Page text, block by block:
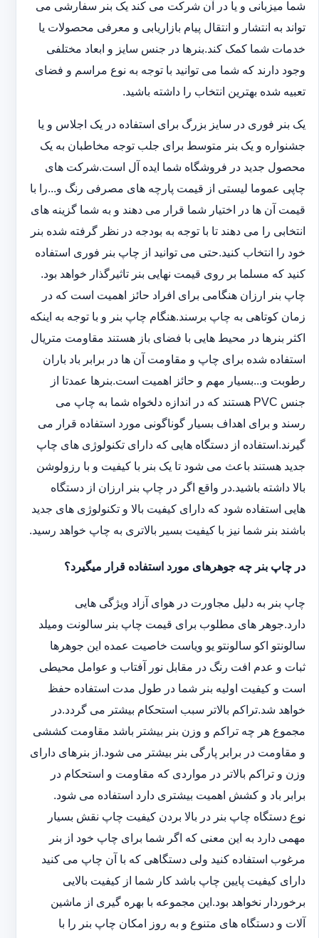
شما میزبانی و یا در آن شرکت می کند یک بنر سفارشی می
تواند به انتشار و انتقال پیام بازاریابی و معرفی محصولات یا
خدمات شما کمک کند.بنرها در جنس سایز و ابعاد مختلفی
وجود دارند که شما می توانید با توجه به نوع مراسم و فضای
تعبیه شده بهترین انتخاب را داشته باشید.
یک بنر فوری در سایز بزرگ برای استفاده در یک اجلاس و یا
جشنواره و یک بنر متوسط برای جلب توجه مخاطبان به یک
محصول جدید در فروشگاه شما ایده آل است.شرکت های
چاپی عموما لیستی از قیمت پارچه های مصرفی رنگ و...را با
قیمت آن ها در اختیار شما قرار می دهند و به شما گزینه های
انتخابی را می دهند تا با توجه به بودجه در نظر گرفته شده بنر
خود را انتخاب کنید.حتی می توانید از چاپ بنر فوری استفاده
کنید که مسلما بر روی قیمت نهایی بنر تاثیرگذار خواهد بود.
چاپ بنر ارزان هنگامی برای افراد حائز اهمیت است که در
زمان کوتاهی به چاپ برسند.هنگام چاپ بنر و با توجه به اینکه
اکثر بنرها در محیط هایی با فضای باز هستند مقاومت متریال
استفاده شده برای چاپ و مقاومت آن ها در برابر باد باران
رطوبت و...بسیار مهم و حائز اهمیت است.بنرها عمدتا از
جنس PVC هستند که در اندازه دلخواه شما به چاپ می
رسند و برای اهداف بسیار گوناگونی مورد استفاده قرار می
گیرند.استفاده از دستگاه هایی که دارای تکنولوژی های چاپ
جدید هستند باعث می شود تا یک بنر با کیفیت و با رزولوشن
بالا داشته باشید.در واقع اگر در چاپ بنر ارزان از دستگاه
هایی استفاده شود که دارای کیفیت بالا و تکنولوژی های جدید
باشند بنر شما نیز با کیفیت بسیر بالاتری به چاپ خواهد رسید.
در چاپ بنر چه جوهرهای مورد استفاده قرار میگیرد؟
چاپ بنر به دلیل مجاورت در هوای آزاد ویژگی هایی
دارد.جوهر های مطلوب برای قیمت چاپ بنر سالونت ‏و‏‏میلد
سالونت‎و ‎‏اکو سالونت‎‎‏و یو وی‎‏است خاصیت عمده این ‏جوهرها
ثبات و عدم افت رنگ در مقابل نور آفتاب و عوامل محیطی
است و کیفیت اولیه بنر شما در طول مدت استفاده حفظ
خواهد شد.‎تراکم بالاتر سبب استحکام بیشتر می گردد.در
مجموع هر چه تراکم و وزن بنر بیشتر باشد مقاومت کششی
و مقاومت در ‏برابر پارگی بنر بیشتر می شود.از بنرهای دارای
وزن و تراکم بالاتر در مواردی که مقاومت و استحکام در
برابر باد و ‏کشش اهمیت بیشتری دارد استفاده می شود‎.‎
نوع دستگاه چاپ بنر در بالا بردن کیفیت چاپ نقش بسیار
مهمی دارد به این معنی که اگر شما برای چاپ خود از بنر
‏مرغوب استفاده کنید ولی دستگاهی که با آن چاپ می کنید
دارای کیفیت پایین چاپ باشد کار شما از کیفیت بالایی
برخوردار ‏نخواهد بود.این مجموعه با بهره گیری از ماشین
آلات و دستگاه های متنوع و به روز امکان چاپ بنر را با